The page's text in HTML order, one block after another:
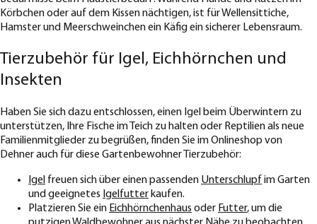
Körbchen oder auf dem Kissen nächtigen, ist für Wellensittiche,
Hamster und Meerschweinchen ein Käfig ein sicherer Lebensraum.
Tierzubehör für Igel, Eichhörnchen und
Insekten
Haben Sie sich dazu entschlossen, einen Igel beim Überwintern zu
unterstützen, Ihre Fische im Teich zu halten oder Reptilien als neue
Familienmitglieder zu begrüßen, finden Sie im Onlineshop von
Dehner auch für diese Gartenbewohner Tierzubehör:
Igel freuen sich über einen passenden Unterschlupf im Garten
und geeignetes Igelfutter kaufen.
Platzieren Sie ein Eichhörnchenhaus oder Futter, um die